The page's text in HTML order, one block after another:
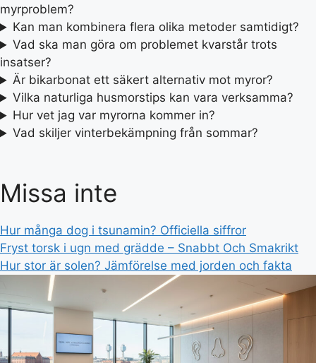
myrproblem?
Kan man kombinera flera olika metoder samtidigt?
Vad ska man göra om problemet kvarstår trots
insatser?
Är bikarbonat ett säkert alternativ mot myror?
Vilka naturliga husmorstips kan vara verksamma?
Hur vet jag var myrorna kommer in?
Vad skiljer vinterbekämpning från sommar?
Missa inte
Hur många dog i tsunamin? Officiella siffror
Fryst torsk i ugn med grädde – Snabbt Och Smakrikt
Hur stor är solen? Jämförelse med jorden och fakta